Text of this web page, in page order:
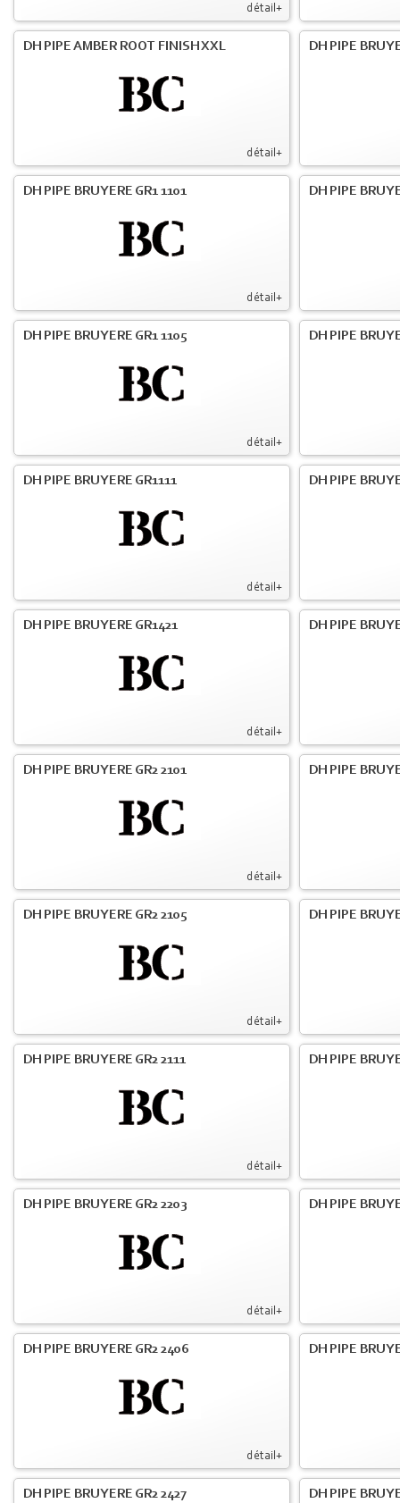
détail+
détail+
DH PIPE AMBER ROOT FINISH XXL DH PIPE
détail+
DH PIPE BRUYERE GR1 1101 DH PIPE
détail+
DH PIPE BRUYERE GR1 1105 DH PIPE
détail+
DH PIPE BRUYERE GR1111 DH PIPE
détail+
DH PIPE BRUYERE GR1421 DH PIPE
détail+
DH PIPE BRUYERE GR2 2101 DH PIPE
détail+
DH PIPE BRUYERE GR2 2105 DH PIPE
détail+
DH PIPE BRUYERE GR2 2111 DH PIPE
détail+
DH PIPE BRUYERE GR2 2203 DH PIPE
détail+
DH PIPE BRUYERE GR2 2406 DH PIPE
DH PIPE BRUYERE GR2 2427 DH PIPE